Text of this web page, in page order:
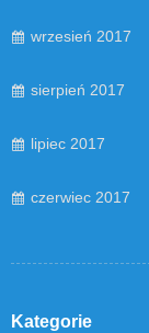
wrzesień 2017
sierpień 2017
lipiec 2017
czerwiec 2017
Kategorie